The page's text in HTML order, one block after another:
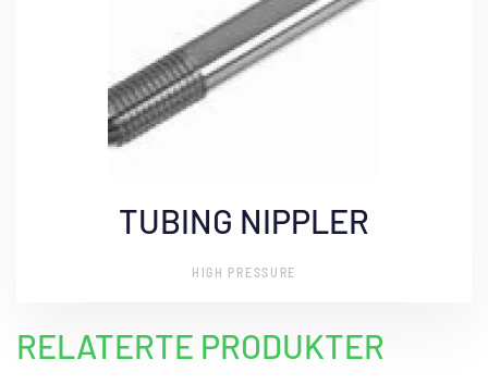
TUBING NIPPLER
HIGH PRESSURE
RELATERTE PRODUKTER